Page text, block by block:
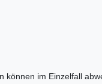
im Einzelfall